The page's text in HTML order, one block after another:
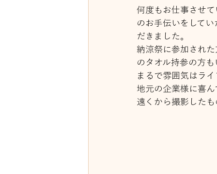
何度もお仕事させ
のお手伝いをして
だきました。
納涼祭に参加され
のタオル持参の方
まるで雰囲気はラ
地元の企業様に喜
遠くから撮影した